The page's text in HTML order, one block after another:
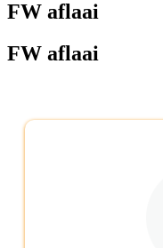
FW aflaai
FW aflaai